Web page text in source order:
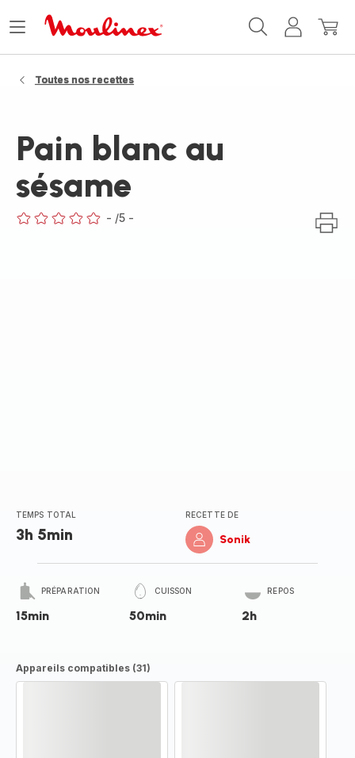
MonMon
Ouvrir
Toutes nos recettes
Pain blanc au
sésame
- /5 -
TEMPS TOTAL
3h 5min
RECETTE DE
Sonik
PRÉPARATION
15min
CUISSON
50min
REPOS
2h
Appareils compatibles (31)